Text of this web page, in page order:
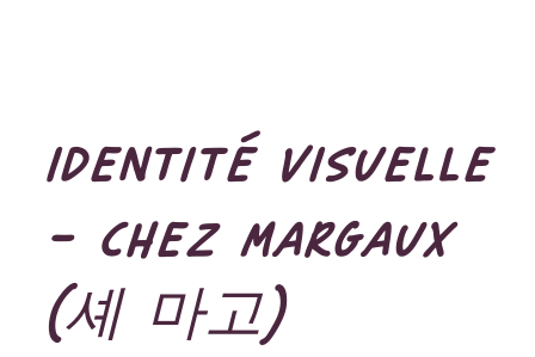
IDENTITÉ VISUELLE
- CHEZ MARGAUX
(셰 마고)